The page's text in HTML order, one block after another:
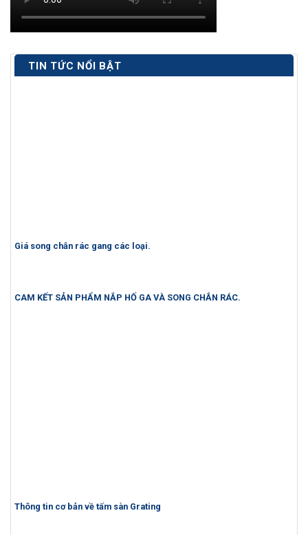
TIN TỨC NỔI BẬT
Giá song chắn rác gang các loại.
CAM KẾT SẢN PHẨM NẮP HỐ GA VÀ SONG CHẮN RÁC.
Thông tin cơ bản về tấm sàn Grating